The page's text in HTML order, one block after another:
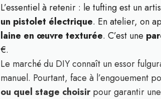
L’essentiel à retenir : le tufting est un
un pistolet électrique. En atelier, on
laine en œuvre texturée. C’est une
€.
Le marché du DIY connaît un essor
manuel. Pourtant, face à l’engouement
ou quel stage choisirpour garantir